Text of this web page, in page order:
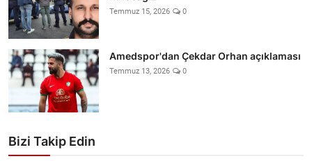
Temmuz 15, 2026 0
Amedspor'dan Çekdar Orhan açıklaması
Temmuz 13, 2026 0
Bizi Takip Edin